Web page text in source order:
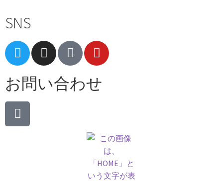
SNS
お問い合わせ